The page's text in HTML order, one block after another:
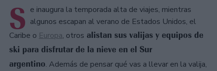
S e inaugura la temporada alta de viajes, mientras
algunos escapan al verano de Estados Unidos, el
Caribe o Europa, otros alistan sus valijas y equipos de
ski para disfrutar de la nieve en el Sur
argentino. Además de pensar qué vas a llevar en la valija,